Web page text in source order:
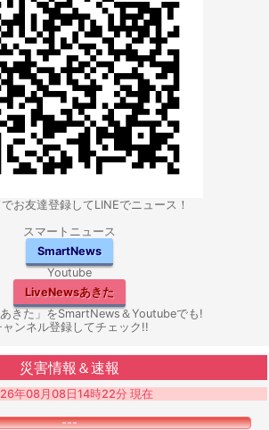
お友達登録してLINEでニュース！
スマートニュース
SmartNews
Youtube
LiveNewsあきた
あきた」をSmartNews＆Youtubeでも!
ャンネル登録してチェック!!
災害情報＆速報
年08月08日14時22分 現在
---